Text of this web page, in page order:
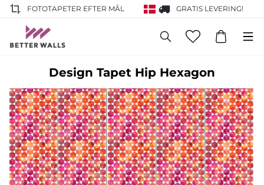
FOTOTAPETER EFTER MÅL GRATIS LEVERING!
Design Tapet Hip Hexagon